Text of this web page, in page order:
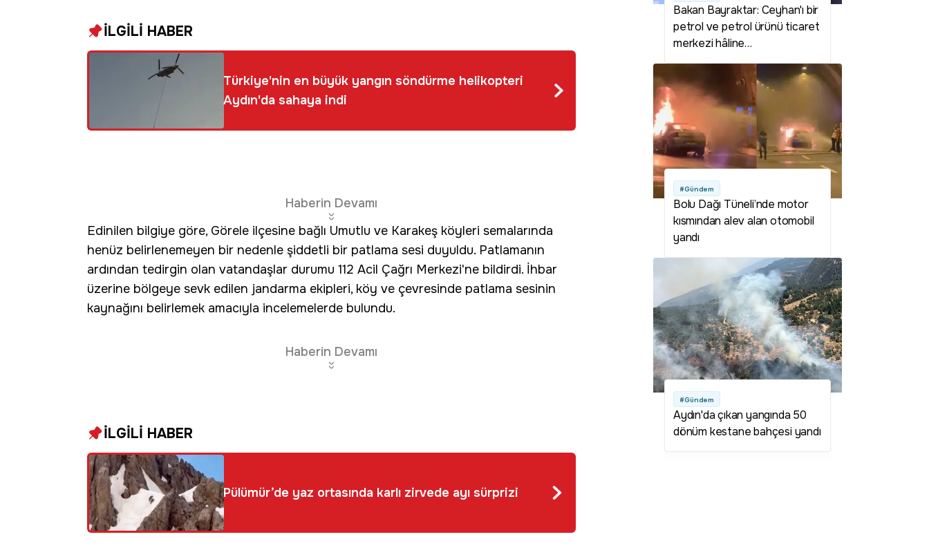
İLGİLİ HABER
Türkiye'nin en büyük yangın söndürme helikopteri
Aydın'da sahaya indi
Haberin Devamı
Edinilen bilgiye göre, Görele ilçesine bağlı Umutlu ve Karakeş köyleri semalarında
henüz belirlenemeyen bir nedenle şiddetli bir patlama sesi duyuldu. Patlamanın
ardından tedirgin olan vatandaşlar durumu 112 Acil Çağrı Merkezi'ne bildirdi. İhbar
üzerine bölgeye sevk edilen jandarma ekipleri, köy ve çevresinde patlama sesinin
kaynağını belirlemek amacıyla incelemelerde bulundu.
Haberin Devamı
İLGİLİ HABER
Pülümür’de yaz ortasında karlı zirvede ayı sürprizi
Bakan Bayraktar: Ceyhan'ı bir
petrol ve petrol ürünü ticaret
merkezi hâline
#Gündem
Bolu Dağı Tüneli’nde motor
kısmından alev alan otomobil
yandı
#Gündem
Aydın'da çıkan yangında 50
dönüm kestane bahçesi yandı